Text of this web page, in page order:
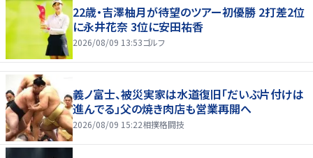
22歳・吉澤柚月が待望のツアー初優勝 2打差2位
に永井花奈 3位に安田祐香
2026/08/09 13:53ゴルフ
義ノ富士、被災実家は水道復旧「だいぶ片付けは
進んでる」父の焼き肉店も営業再開へ
2026/08/09 15:22相撲格闘技